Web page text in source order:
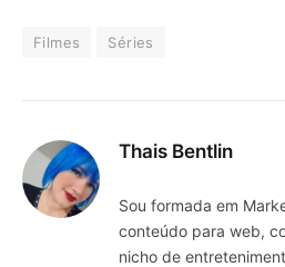
Filmes Séries
Thais Bentlin
Sou formada em
conteúdo para web,
nicho de